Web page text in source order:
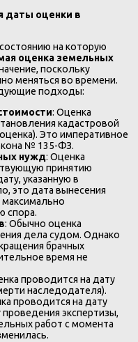
даты оценки в
на которую
оценка земельных
поскольку
меняться во времени.
подходы:
: Оценка
кадастровой
Это императивное
№ 135-ФЗ.
нужд: Оценка
принятию
указанную в
это дата вынесения
максимально
спора.
: Обычно оценка
дела судом. Однако
брачных
время не
проводится на дату
наследодателя).
проводится на дату
экспертизы,
работ с момента